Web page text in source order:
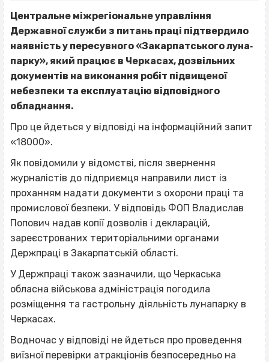
Центральне міжрегіональне управління
Державної служби з питань праці підтвердило
наявність у пересувного «Закарпатського луна‐
парку», який працює в Черкасах, дозвільних
документів на виконання робіт підвищеної
небезпеки та експлуатацію відповідного
обладнання.
Про це йдеться у відповіді на інформаційний запит
«18000».
Як повідомили у відомстві, після звернення
журналістів до підприємця направили лист із
проханням надати документи з охорони праці та
промислової безпеки. У відповідь ФОП Владислав
Попович надав копії дозволів і декларацій,
зареєстрованих територіальними органами
Держпраці в Закарпатській області.
У Держпраці також зазначили, що Черкаська
обласна військова адміністрація погодила
розміщення та гастрольну діяльність лунапарку в
Черкасах.
Водночас у відповіді не йдеться про проведення
виїзної перевірки атракціонів безпосередньо на